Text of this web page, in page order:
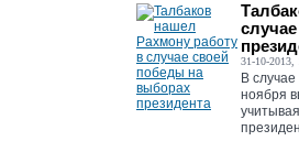
31-10-2013,
В
ноября